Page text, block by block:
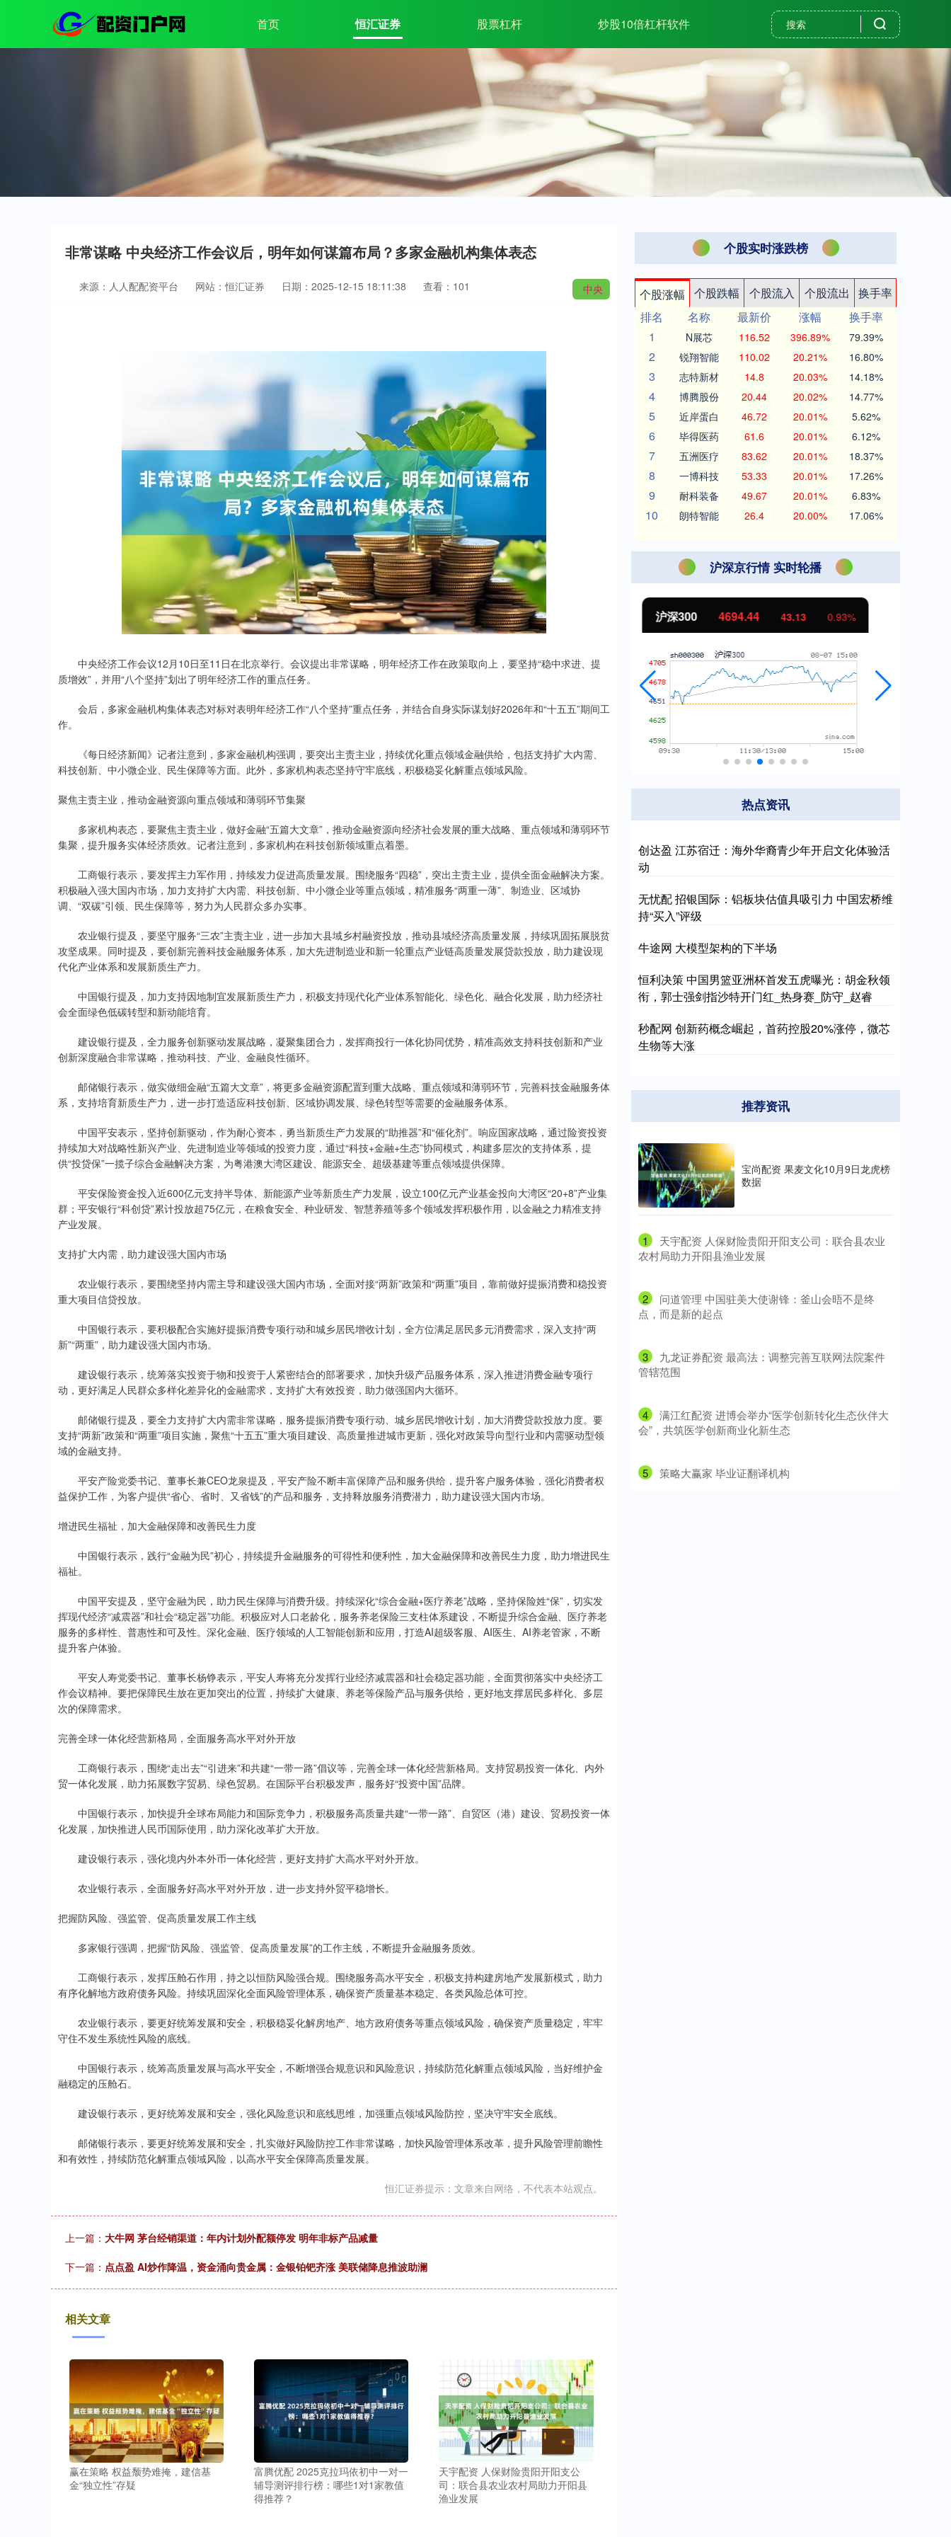
首页 恒汇证券 股票杠杆 炒股10倍杠杆软件
非常谋略 中央经济工作会议后，明年如何谋篇布局？多家金融机构集体表态
中央
来源：人人配配资平台 网站：恒汇证券 日期：2025-12-15 18:11:38 查看：101
中央经济工作会议12月10日至11日在北京举行。会议提出非常谋略，明年经济工作在政策取向上，要坚持“稳中求进、提
质增效”，并用“八个坚持”划出了明年经济工作的重点任务。
会后，多家金融机构集体表态对标对表明年经济工作“八个坚持”重点任务，并结合自身实际谋划好2026年和“十五五”期间工
作。
《每日经济新闻》记者注意到，多家金融机构强调，要突出主责主业，持续优化重点领域金融供给，包括支持扩大内需、
科技创新、中小微企业、民生保障等方面。此外，多家机构表态坚持守牢底线，积极稳妥化解重点领域风险。
聚焦主责主业，推动金融资源向重点领域和薄弱环节集聚
多家机构表态，要聚焦主责主业，做好金融“五篇大文章”，推动金融资源向经济社会发展的重大战略、重点领域和薄弱环节
集聚，提升服务实体经济质效。记者注意到，多家机构在科技创新领域重点着墨。
工商银行表示，要发挥主力军作用，持续发力促进高质量发展。围绕服务“四稳”，突出主责主业，提供全面金融解决方案。
积极融入强大国内市场，加力支持扩大内需、科技创新、中小微企业等重点领域，精准服务“两重一薄”、制造业、区域协
调、“双碳”引领、民生保障等，努力为人民群众多办实事。
农业银行提及，要坚守服务“三农”主责主业，进一步加大县域乡村融资投放，推动县域经济高质量发展，持续巩固拓展脱贫
攻坚成果。同时提及，要创新完善科技金融服务体系，加大先进制造业和新一轮重点产业链高质量发展贷款投放，助力建设现
代化产业体系和发展新质生产力。
中国银行提及，加力支持因地制宜发展新质生产力，积极支持现代化产业体系智能化、绿色化、融合化发展，助力经济社
会全面绿色低碳转型和新动能培育。
建设银行提及，全力服务创新驱动发展战略，凝聚集团合力，发挥商投行一体化协同优势，精准高效支持科技创新和产业
创新深度融合非常谋略，推动科技、产业、金融良性循环。
邮储银行表示，做实做细金融“五篇大文章”，将更多金融资源配置到重大战略、重点领域和薄弱环节，完善科技金融服务体
系，支持培育新质生产力，进一步打造适应科技创新、区域协调发展、绿色转型等需要的金融服务体系。
中国平安表示，坚持创新驱动，作为耐心资本，勇当新质生产力发展的“助推器”和“催化剂”。响应国家战略，通过险资投资
持续加大对战略性新兴产业、先进制造业等领域的投资力度，通过“科技+金融+生态”协同模式，构建多层次的支持体系，提
供“投贷保”一揽子综合金融解决方案，为粤港澳大湾区建设、能源安全、超级基建等重点领域提供保障。
平安保险资金投入近600亿元支持半导体、新能源产业等新质生产力发展，设立100亿元产业基金投向大湾区“20+8”产业集
群；平安银行“科创贷”累计投放超75亿元，在粮食安全、种业研发、智慧养殖等多个领域发挥积极作用，以金融之力精准支持
产业发展。
支持扩大内需，助力建设强大国内市场
农业银行表示，要围绕坚持内需主导和建设强大国内市场，全面对接“两新”政策和“两重”项目，靠前做好提振消费和稳投资
重大项目信贷投放。
中国银行表示，要积极配合实施好提振消费专项行动和城乡居民增收计划，全方位满足居民多元消费需求，深入支持“两
新”“两重”，助力建设强大国内市场。
建设银行表示，统筹落实投资于物和投资于人紧密结合的部署要求，加快升级产品服务体系，深入推进消费金融专项行
动，更好满足人民群众多样化差异化的金融需求，支持扩大有效投资，助力做强国内大循环。
邮储银行提及，要全力支持扩大内需非常谋略，服务提振消费专项行动、城乡居民增收计划，加大消费贷款投放力度。要
支持“两新”政策和“两重”项目实施，聚焦“十五五”重大项目建设、高质量推进城市更新，强化对政策导向型行业和内需驱动型领
域的金融支持。
平安产险党委书记、董事长兼CEO龙泉提及，平安产险不断丰富保障产品和服务供给，提升客户服务体验，强化消费者权
益保护工作，为客户提供“省心、省时、又省钱”的产品和服务，支持释放服务消费潜力，助力建设强大国内市场。
增进民生福祉，加大金融保障和改善民生力度
中国银行表示，践行“金融为民”初心，持续提升金融服务的可得性和便利性，加大金融保障和改善民生力度，助力增进民生
福祉。
中国平安提及，坚守金融为民，助力民生保障与消费升级。持续深化“综合金融+医疗养老”战略，坚持保险姓“保”，切实发
挥现代经济“减震器”和社会“稳定器”功能。积极应对人口老龄化，服务养老保险三支柱体系建设，不断提升综合金融、医疗养老
服务的多样性、普惠性和可及性。深化金融、医疗领域的人工智能创新和应用，打造AI超级客服、AI医生、AI养老管家，不断
提升客户体验。
平安人寿党委书记、董事长杨铮表示，平安人寿将充分发挥行业经济减震器和社会稳定器功能，全面贯彻落实中央经济工
作会议精神。要把保障民生放在更加突出的位置，持续扩大健康、养老等保险产品与服务供给，更好地支撑居民多样化、多层
次的保障需求。
完善全球一体化经营新格局，全面服务高水平对外开放
工商银行表示，围绕“走出去”“引进来”和共建“一带一路”倡议等，完善全球一体化经营新格局。支持贸易投资一体化、内外
贸一体化发展，助力拓展数字贸易、绿色贸易。在国际平台积极发声，服务好“投资中国”品牌。
中国银行表示，加快提升全球布局能力和国际竞争力，积极服务高质量共建“一带一路”、自贸区（港）建设、贸易投资一体
化发展，加快推进人民币国际使用，助力深化改革扩大开放。
建设银行表示，强化境内外本外币一体化经营，更好支持扩大高水平对外开放。
农业银行表示，全面服务好高水平对外开放，进一步支持外贸平稳增长。
把握防风险、强监管、促高质量发展工作主线
多家银行强调，把握“防风险、强监管、促高质量发展”的工作主线，不断提升金融服务质效。
工商银行表示，发挥压舱石作用，持之以恒防风险强合规。围绕服务高水平安全，积极支持构建房地产发展新模式，助力
有序化解地方政府债务风险。持续巩固深化全面风险管理体系，确保资产质量基本稳定、各类风险总体可控。
农业银行表示，要更好统筹发展和安全，积极稳妥化解房地产、地方政府债务等重点领域风险，确保资产质量稳定，牢牢
守住不发生系统性风险的底线。
中国银行表示，统筹高质量发展与高水平安全，不断增强合规意识和风险意识，持续防范化解重点领域风险，当好维护金
融稳定的压舱石。
建设银行表示，更好统筹发展和安全，强化风险意识和底线思维，加强重点领域风险防控，坚决守牢安全底线。
邮储银行表示，要更好统筹发展和安全，扎实做好风险防控工作非常谋略，加快风险管理体系改革，提升风险管理前瞻性
和有效性，持续防范化解重点领域风险，以高水平安全保障高质量发展。
恒汇证券提示：文章来自网络，不代表本站观点。
上一篇： 大牛网 茅台经销渠道：年内计划外配额停发 明年非标产品减量
下一篇： 点点盈 AI炒作降温，资金涌向贵金属：金银铂钯齐涨 美联储降息推波助澜
相关文章
赢在策略 权益颓势难掩，建信基
金“独立性”存疑
富腾优配 2025克拉玛依初中一对一
辅导测评排行榜：哪些1对1家教值
得推荐？
天宇配资 人保财险贵阳开阳支公
司：联合县农业农村局助力开阳县
渔业发展
个股实时涨跌榜
个股涨幅 个股跌幅 个股流入 个股流出
换手率
排名
名称 最新价 涨幅
换手率
1
N展芯 116.52 396.89% 79.39%
2 锐翔智能 110.02 20.21% 16.80%
3 志特新材 14.8 20.03% 14.18%
4 博腾股份 20.44 20.02% 14.77%
5 近岸蛋白 46.72 20.01% 5.62%
6 毕得医药 61.6 20.01% 6.12%
7 五洲医疗 83.62 20.01% 18.37%
8 一博科技 53.33 20.01% 17.26%
9 耐科装备 49.67 20.01% 6.83%
10 朗特智能 26.4 20.00% 17.06%
沪深京行情 实时轮播
深证成指 14311.01 200.89 1.42% 沪深300 4694.44 43.13 北证50 1134.24 11.37 1.01%
热点资讯
创达盈 江苏宿迁：海外华裔青少年开启文化体验活
动
无忧配 招银国际：铝板块估值具吸引力 中国宏桥维
持“买入”评级
牛途网 大模型架构的下半场
恒利决策 中国男篮亚洲杯首发五虎曝光：胡金秋领
衔，郭士强剑指沙特开门红_热身赛_防守_赵睿
秒配网 创新药概念崛起，首药控股20%涨停，微芯
生物等大涨
推荐资讯
宝尚配资 果麦文化10月9日龙虎榜
数据
1
​天宇配资 人保财险贵阳开阳支公司：联合县农业
农村局助力开阳县渔业发展
2
​问道管理 中国驻美大使谢锋：釜山会晤不是终
点，而是新的起点
3
​九龙证券配资 最高法：调整完善互联网法院案件
管辖范围
4
​满江红配资 进博会举办“医学创新转化生态伙伴大
会”，共筑医学创新商业化新生态
5 ​策略大赢家 毕业证翻译机构